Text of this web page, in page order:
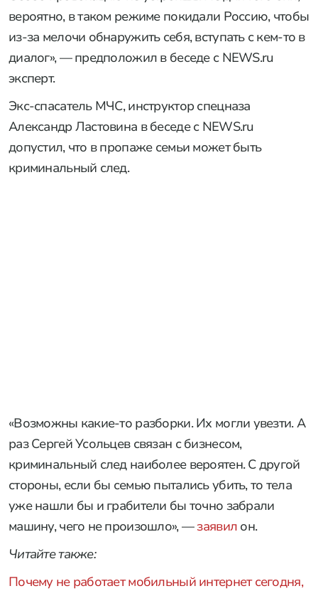
вероятно, в таком режиме покидали Россию, чтобы
из-за мелочи обнаружить себя, вступать с кем-то в
диалог», — предположил в беседе с NEWS.ru
эксперт.
Экс-спасатель МЧС, инструктор спецназа
Александр Ластовина в беседе с NEWS.ru
допустил, что в пропаже семьи может быть
криминальный след.
«Возможны какие-то разборки. Их могли увезти. А
раз Сергей Усольцев связан с бизнесом,
криминальный след наиболее вероятен. С другой
стороны, если бы семью пытались убить, то тела
уже нашли бы и грабители бы точно забрали
машину, чего не произошло», —заявил он.
Читайте также:
Почему не работает мобильный интернет сегодня,